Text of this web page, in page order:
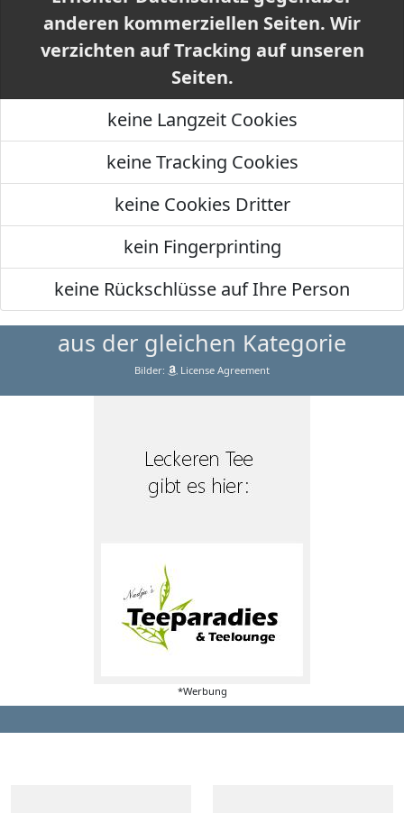
anderen kommerziellen Seiten. Wir
verzichten auf Tracking auf unseren
Seiten.
keine Langzeit Cookies
keine Tracking Cookies
keine Cookies Dritter
kein Fingerprinting
keine Rückschlüsse auf Ihre Person
aus der gleichen Kategorie
Bilder: License Agreement
*Werbung